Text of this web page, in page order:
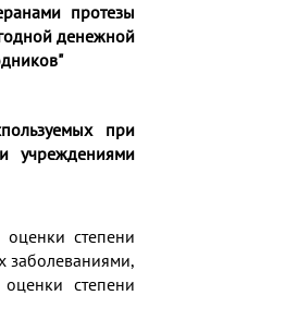
протезы
денежной
при
учреждениями
степени
заболеваниями,
степени